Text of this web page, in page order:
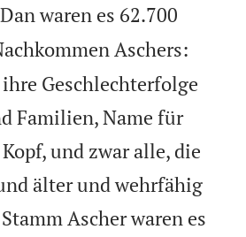
waren es 62.700
Aschers:
Geschlechterfolge
Familien, Name für
und zwar alle, die
älter und wehrfähig
Ascher waren es